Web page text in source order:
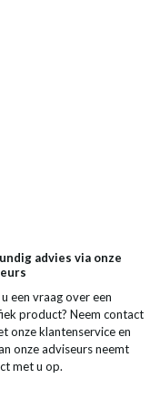
advies via onze
een vraag over een
product? Neem contact
onze klantenservice en
onze adviseurs neemt
met u op.